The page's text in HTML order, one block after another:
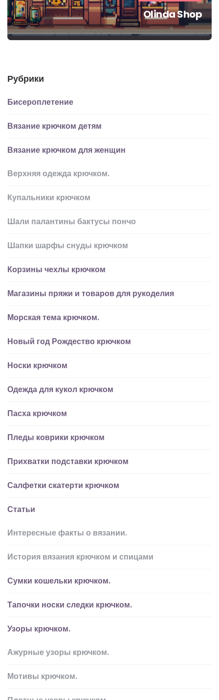
Olinda Shop
Рубрики
Бисероплетение
Вязание крючком детям
Вязание крючком для женщин
Верхняя одежда крючком.
Купальники крючком
Шали палантины бактусы пончо
Шапки шарфы снуды крючком
Корзины чехлы крючком
Магазины пряжи и товаров для рукоделия
Морская тема крючком.
Новый год Рождество крючком
Носки крючком
Одежда для кукол крючком
Пасха крючком
Пледы коврики крючком
Прихватки подставки крючком
Салфетки скатерти крючком
Статьи
Интересные факты о вязании.
История вязания крючком и спицами
Сумки кошельки крючком.
Тапочки носки следки крючком.
Узоры крючком.
Ажурные узоры крючком.
Мотивы крючком.